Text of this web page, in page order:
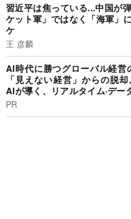
習近平は焦っている...中国が
ケット軍」ではなく「海軍」
ケ
王 彦麟
AI時代に勝つグローバル経営
「見えない経営」からの脱
AIが導く、リアルタイム·デー
PR